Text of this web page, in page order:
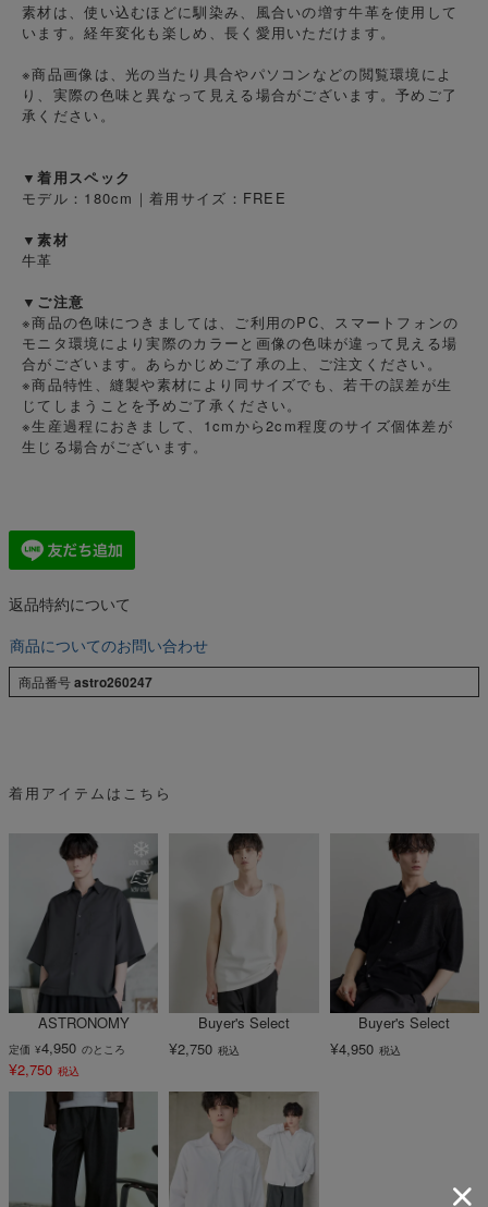
素材は、使い込むほどに馴染み、風合いの増す牛革を使用して
います。経年変化も楽しめ、長く愛用いただけます。
※商品画像は、光の当たり具合やパソコンなどの閲覧環境によ
り、実際の色味と異なって見える場合がございます。予めご了
承ください。
▼着用スペック
モデル：180cm｜着用サイズ：FREE
▼素材
牛革
▼ご注意
※商品の色味につきましては、ご利用のPC、スマートフォンの
モニタ環境により実際のカラーと画像の色味が違って見える場
合がございます。あらかじめご了承の上、ご注文ください。
※商品特性、縫製や素材により同サイズでも、若干の誤差が生
じてしまうことを予めご了承ください。
※生産過程におきまして、1cmから2cm程度のサイズ個体差が
生じる場合がございます。
返品特約について
商品についてのお問い合わせ
商品番号astro260247
着用アイテムはこちら
ASTRONOMY
定価 ¥4,950 のところ
¥2,750 税込
Buyer's Select
¥2,750 税込
Buyer's Select
¥4,950 税込